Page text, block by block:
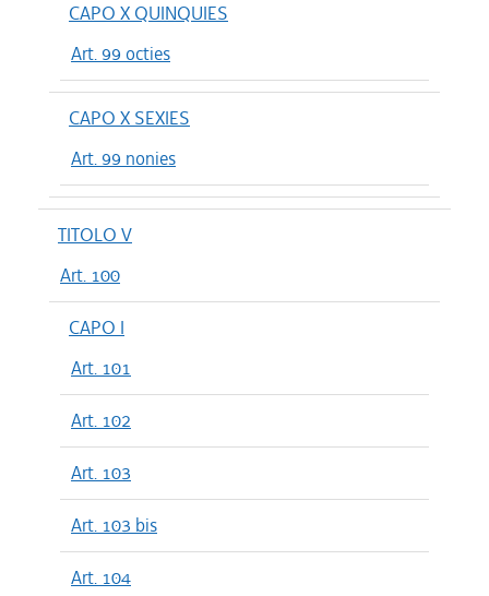
CAPO X QUINQUIES
Art. 99 octies
CAPO X SEXIES
Art. 99 nonies
TITOLO V
Art. 100
CAPO I
Art. 101
Art. 102
Art. 103
Art. 103 bis
Art. 104